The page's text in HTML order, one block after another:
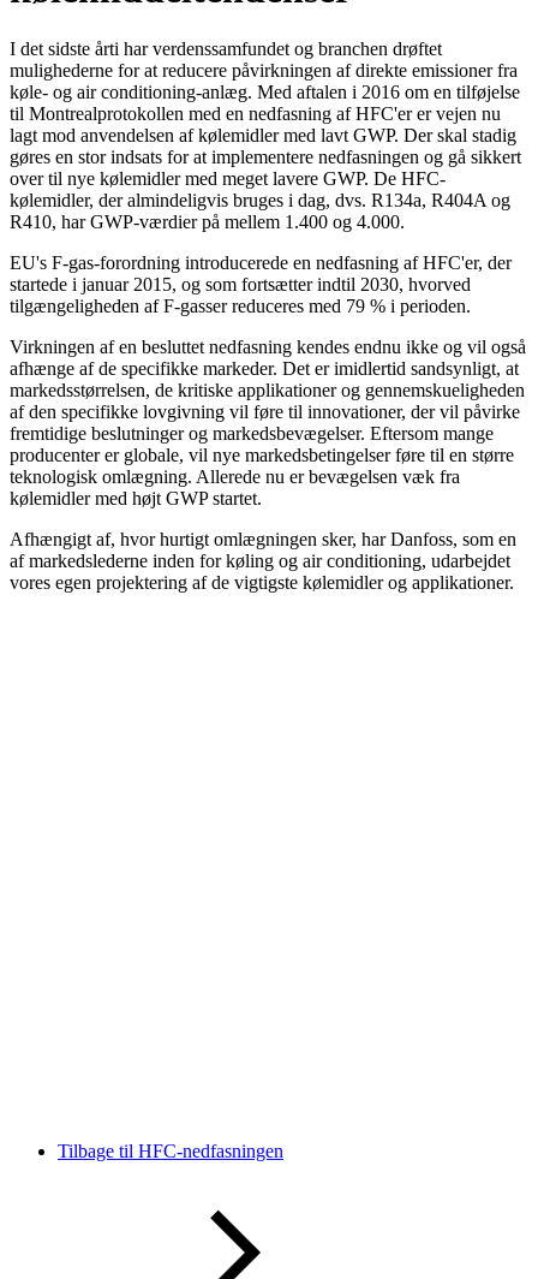
I det sidste årti har verdenssamfundet og branchen drøftet
mulighederne for at reducere påvirkningen af direkte emissioner fra
køle- og air conditioning-anlæg. Med aftalen i 2016 om en tilføjelse
til Montrealprotokollen med en nedfasning af HFC'er er vejen nu
lagt mod anvendelsen af kølemidler med lavt GWP. Der skal stadig
gøres en stor indsats for at implementere nedfasningen og gå sikkert
over til nye kølemidler med meget lavere GWP. De HFC-
kølemidler, der almindeligvis bruges i dag, dvs. R134a, R404A og
R410, har GWP-værdier på mellem 1.400 og 4.000.
EU's F-gas-forordning introducerede en nedfasning af HFC'er, der
startede i januar 2015, og som fortsætter indtil 2030, hvorved
tilgængeligheden af F-gasser reduceres med 79 % i perioden.
Virkningen af en besluttet nedfasning kendes endnu ikke og vil også
afhænge af de specifikke markeder. Det er imidlertid sandsynligt, at
markedsstørrelsen, de kritiske applikationer og gennemskueligheden
af den specifikke lovgivning vil føre til innovationer, der vil påvirke
fremtidige beslutninger og markedsbevægelser. Eftersom mange
producenter er globale, vil nye markedsbetingelser føre til en større
teknologisk omlægning. Allerede nu er bevægelsen væk fra
kølemidler med højt GWP startet.
Afhængigt af, hvor hurtigt omlægningen sker, har Danfoss, som en
af markedslederne inden for køling og air conditioning, udarbejdet
vores egen projektering af de vigtigste kølemidler og applikationer.
Tilbage til HFC-nedfasningen